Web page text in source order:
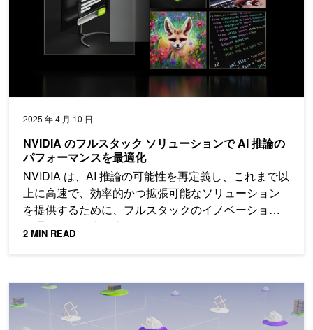
2025 年 4 月 10 日
NVIDIA のフルスタック ソリューションで AI 推論の
パフォーマンスを最適化
NVIDIA は、AI 推論の可能性を再定義し、これまで以
上に高速で、効率的かつ拡張可能なソリューション
を提供するために、フルスタックのイノベーション
を通じて開発者を支援しています。
2 MIN READ
リランキングモデルによる RAG の日本語検索精度の向上